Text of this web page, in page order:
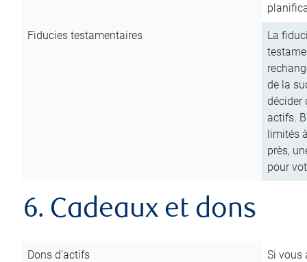
Fiducies testamentaires
La
de la
décider
actifs.
limités
près,
pour
6. Cadeaux et dons
Dons d’actifs
Si vous